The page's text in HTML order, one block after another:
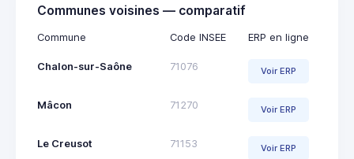
Communes voisines — comparatif
Commune Code INSEE ERP en ligne
Chalon-sur-Saône 71076 Voir ERP
Mâcon 71270 Voir ERP
Le Creusot 71153 Voir ERP